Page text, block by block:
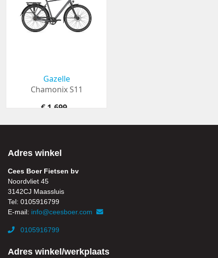
Gazelle
Chamonix S11
€ 1.699,-
Adres winkel
Cees Boer Fietsen bv
Noordvliet 45
3142CJ Maassluis
Tel: 0105916799
E-mail: info@ceesboer.com
0105916799
Adres winkel/werkplaats